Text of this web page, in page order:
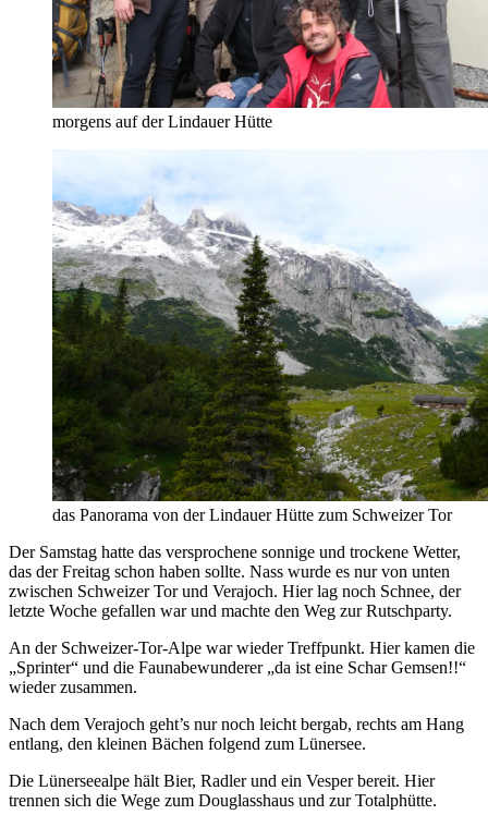
morgens auf der Lindauer Hütte
das Panorama von der Lindauer Hütte zum Schweizer Tor
Der Samstag hatte das versprochene sonnige und trockene Wetter,
das der Freitag schon haben sollte. Nass wurde es nur von unten
zwischen Schweizer Tor und Verajoch. Hier lag noch Schnee, der
letzte Woche gefallen war und machte den Weg zur Rutschparty.
An der Schweizer-Tor-Alpe war wieder Treffpunkt. Hier kamen die
„Sprinter“ und die Faunabewunderer „da ist eine Schar Gemsen!!“
wieder zusammen.
Nach dem Verajoch geht’s nur noch leicht bergab, rechts am Hang
entlang, den kleinen Bächen folgend zum Lünersee.
Die Lünerseealpe hält Bier, Radler und ein Vesper bereit. Hier
trennen sich die Wege zum Douglasshaus und zur Totalphütte.